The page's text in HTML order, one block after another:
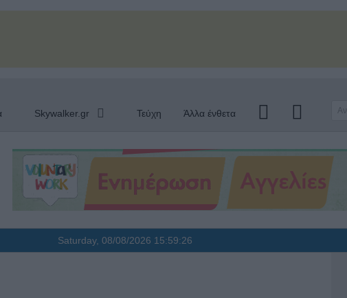
Skywalker.gr Τεύχη Άλλα ένθετα
Saturday, 08/08/2026 15:59:27